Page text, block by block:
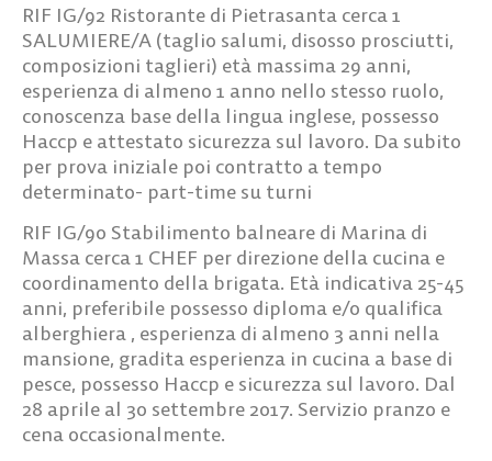
RIF IG/92 Ristorante di Pietrasanta cerca 1
SALUMIERE/A (taglio salumi, disosso prosciutti,
composizioni taglieri) età massima 29 anni,
esperienza di almeno 1 anno nello stesso ruolo,
conoscenza base della lingua inglese, possesso
Haccp e attestato sicurezza sul lavoro. Da subito
per prova iniziale poi contratto a tempo
determinato- part-time su turni
RIF IG/90 Stabilimento balneare di Marina di
Massa cerca1 CHEF per direzione della cucina e
coordinamento della brigata. Età indicativa 25-45
anni, preferibile possesso diploma e/o qualifica
alberghiera , esperienza di almeno 3 anni nella
mansione, gradita esperienza in cucina a base di
pesce, possesso Haccp e sicurezza sul lavoro. Dal
28 aprile al 30 settembre 2017. Servizio pranzo e
cena occasionalmente.